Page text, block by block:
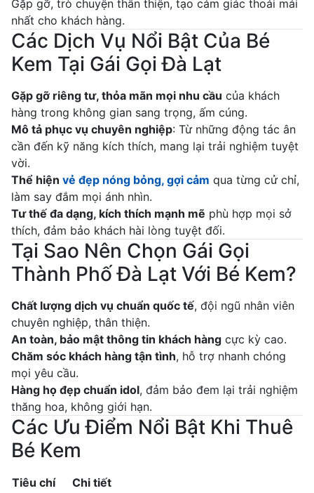
Gặp gỡ, trò chuyện thân thiện, tạo cảm giác thoải mái
nhất cho khách hàng.
Các Dịch Vụ Nổi Bật Của Bé
Kem Tại Gái Gọi Đà Lạt
Gặp gỡ riêng tư, thỏa mãn mọi nhu cầu của khách
hàng trong không gian sang trọng, ấm cúng.
Mô tả phục vụ chuyên nghiệp: Từ những động tác ân
cần đến kỹ năng kích thích, mang lại trải nghiệm tuyệt
vời.
Thể hiện vẻ đẹp nóng bỏng, gợi cảm qua từng cử chỉ,
làm say đắm mọi ánh nhìn.
Tư thế đa dạng, kích thích mạnh mẽ phù hợp mọi sở
thích, đảm bảo khách hài lòng tuyệt đối.
Tại Sao Nên Chọn Gái Gọi
Thành Phố Đà Lạt Với Bé Kem?
Chất lượng dịch vụ chuẩn quốc tế, đội ngũ nhân viên
chuyên nghiệp, thân thiện.
An toàn, bảo mật thông tin khách hàng cực kỳ cao.
Chăm sóc khách hàng tận tình, hỗ trợ nhanh chóng
mọi yêu cầu.
Hàng họ đẹp chuẩn idol, đảm bảo đem lại trải nghiệm
thăng hoa, không giới hạn.
Các Ưu Điểm Nổi Bật Khi Thuê
Bé Kem
Tiêu chí
Chi tiết